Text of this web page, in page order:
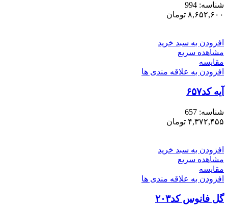
شناسه: 994
۸,۶۵۲,۶۰۰ تومان
افزودن به سبد خرید
مشاهده سریع
مقایسه
افزودن به علاقه مندی ها
آیه کد۶۵۷
شناسه: 657
۴,۳۷۲,۴۵۵ تومان
افزودن به سبد خرید
مشاهده سریع
مقایسه
افزودن به علاقه مندی ها
گل فانوس کد۲۰۳